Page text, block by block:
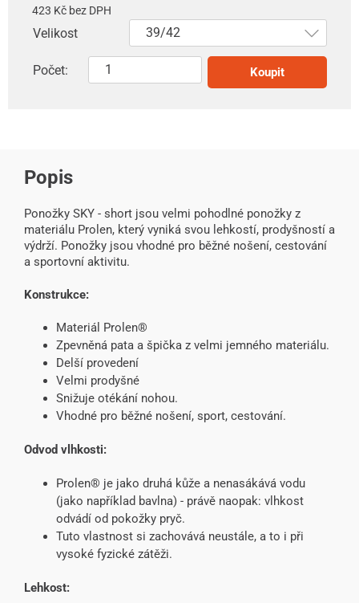
423 Kč bez DPH
Velikost
Počet: Koupit
Popis
Ponožky SKY - short jsou velmi pohodlné ponožky z
materiálu Prolen, který vyniká svou lehkostí, prodyšností a
výdrží. Ponožky jsou vhodné pro běžné nošení, cestování
a sportovní aktivitu.
Konstrukce:
Materiál Prolen®
Zpevněná pata a špička z velmi jemného materiálu.
Delší provedení
Velmi prodyšné
Snižuje otékání nohou.
Vhodné pro běžné nošení, sport, cestování.
Odvod vlhkosti:
Prolen® je jako druhá kůže a nenasákává vodu
(jako například bavlna) - právě naopak: vlhkost
odvádí od pokožky pryč.
Tuto vlastnost si zachovává neustále, a to i při
vysoké fyzické zátěži.
Lehkost: